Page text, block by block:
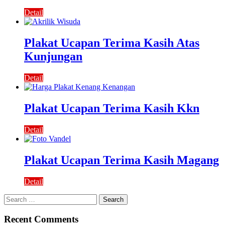
Detail
Plakat Ucapan Terima Kasih Atas
Kunjungan
Detail
Plakat Ucapan Terima Kasih Kkn
Detail
Plakat Ucapan Terima Kasih Magang
Detail
Search
for:
Recent Comments